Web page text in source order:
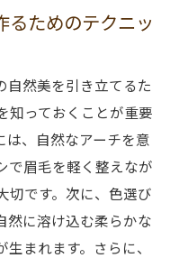
るためのテクニッ
自然美を引き立てるた
知っておくことが重要
は、自然なアーチを意
で眉毛を軽く整えなが
切です。次に、色選び
然に溶け込む柔らかな
まれます。さらに、